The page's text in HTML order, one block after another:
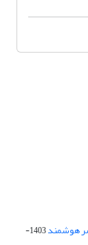
هوشمند
1403-